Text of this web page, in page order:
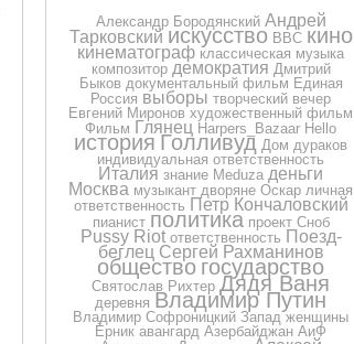
Александр Бородянский Андрей
Тарковский искусство BBC кино
кинематограф классическая музыка
композитор демократия Дмитрий
Быков документальный фильм Единая
Россия выборы творческий вечер
Евгений Миронов художественный фильм
Фильм Глянец Harpers_Bazaar Hello
история Голливуд Дом дураков
индивидуальная ответственность
Италия знание Meduza деньги
Москва музыкант дворяне Оскар личная
ответственность Петр Кончаловский
пианист политика проект Сноб
Pussy Riot ответственность Поезд-
беглец Сергей Рахманинов
общество государство
Святослав Рихтер Дядя Ваня
деревня Владимир Путин
Владимир Софроницкий Запад женщины
Ёрник авангард Азербайджан АиФ